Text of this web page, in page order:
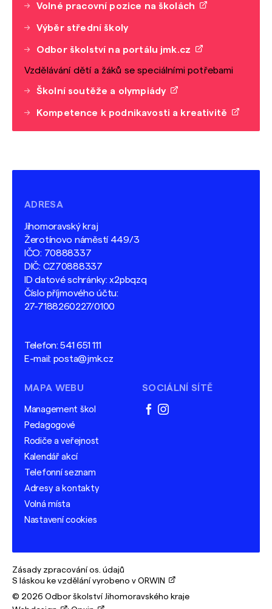
Volné pracovní pozice na školách
Výběr střední školy
Odbor školství na portálu jmk.cz
Vzdělávání dětí a žáků se speciálními potřebami
Školní soutěže a olympiády
Kompetence k podnikavosti a kreativitě
ADRESA
Jihomoravský kraj
Žerotínovo náměstí 449/3
IČO: 70888337
DIČ: CZ70888337
ID datové schránky: x2pbqzq
Číslo příjmového účtu:
27-7188260227/0100
Telefon:541 651 111
E-mail: posta@jmk.cz
MAPA WEBU
Management škol
Pedagogové
Rodiče a veřejnost
Kalendář akcí
Telefonní seznam
Adresy a kontakty
Volná místa
Nastavení cookies
SOCIÁLNÍ SÍTĚ
facebook
instagram
Zásady zpracování os. údajů
S láskou ke vzdělání vyrobeno v ORWIN
© 2026 Odbor školství Jihomoravského kraje